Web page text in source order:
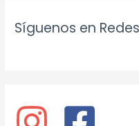
Síguenos en